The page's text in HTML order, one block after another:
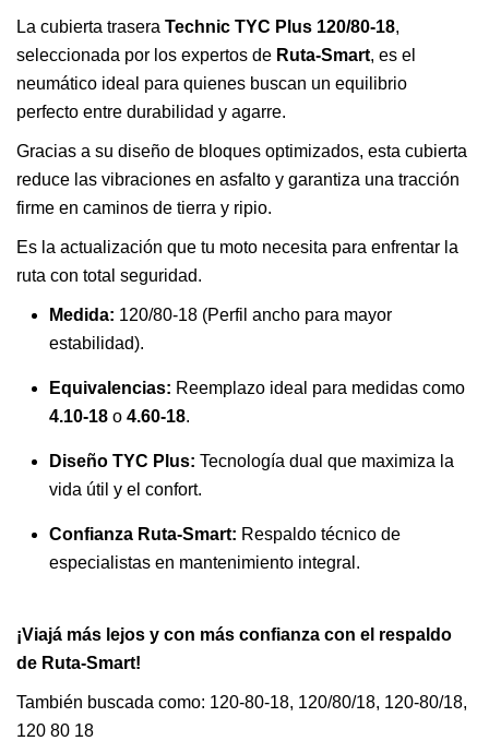
La cubierta trasera Technic TYC Plus 120/80-18,
seleccionada por los expertos de Ruta-Smart, es el
neumático ideal para quienes buscan un equilibrio
perfecto entre durabilidad y agarre.
Gracias a su diseño de bloques optimizados, esta cubierta
reduce las vibraciones en asfalto y garantiza una tracción
firme en caminos de tierra y ripio.
Es la actualización que tu moto necesita para enfrentar la
ruta con total seguridad.
Medida: 120/80-18 (Perfil ancho para mayor
estabilidad).
Equivalencias: Reemplazo ideal para medidas como
4.10-18 o 4.60-18.
Diseño TYC Plus: Tecnología dual que maximiza la
vida útil y el confort.
Confianza Ruta-Smart: Respaldo técnico de
especialistas en mantenimiento integral.
¡Viajá más lejos y con más confianza con el respaldo
de Ruta-Smart!
También buscada como: 120-80-18, 120/80/18, 120-80/18,
120 80 18